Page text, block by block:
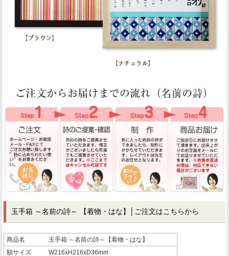
玉手箱 ～名前の詩～ 【着物・はな】 │ご注文はこちらから
商品名
玉手箱 ～名前の詩～【着物・はな】
額サイズ
W216xH216xD36mm